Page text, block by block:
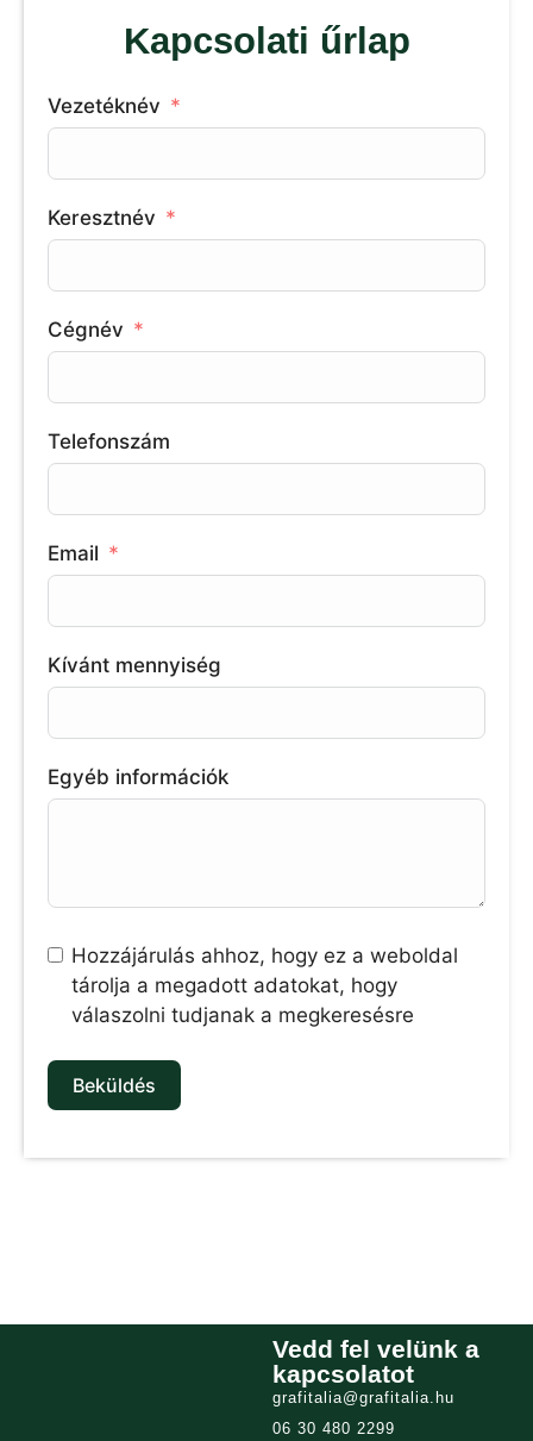
Kapcsolati űrlap
Vezetéknév
Keresztnév
Cégnév
Telefonszám
Email
Kívánt mennyiség
Egyéb információk
Hozzájárulás ahhoz, hogy ez a weboldal
tárolja a megadott adatokat, hogy
válaszolni tudjanak a megkeresésre
Beküldés
Vedd fel velünk a
kapcsolatot
grafitalia@grafitalia.hu
06 30 480 2299